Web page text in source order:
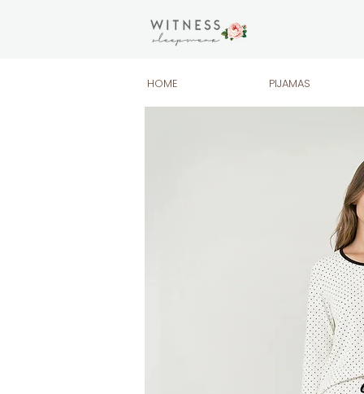
HOME PIJAMAS